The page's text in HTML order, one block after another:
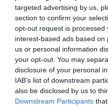
targeted advertising by us,
section to confirm your
opt-out request is processed
interest-based ads based
us or personal information
your opt-out. You may
disclosure of your personal
IAB’s list of downstream
also be disclosed by us to
Downstream Participants
d’une commande.
D’autre part, un avion
on peut engager
également), les
années. De plus, la
serviront à remplacer
revendus en occasion
possède un bon turn-
les garde pas trop
dépassent pas trop